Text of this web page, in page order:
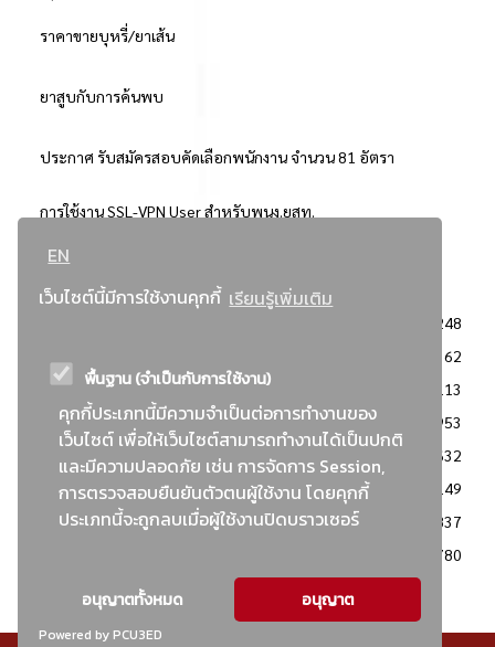
EN
เว็บไซต์นี้มีการใช้งานคุกกี้ เรียนรู้เพิ่มเติม
พื้นฐาน (จำเป็นกับการใช้งาน)
คุกกี้ประเภทนี้มีความจำเป็นต่อการทำงานของ
เว็บไซต์ เพื่อให้เว็บไซต์สามารถทำงานได้เป็นปกติ
และมีความปลอดภัย เช่น การจัดการ Session,
การตรวจสอบยืนยันตัวตนผู้ใช้งาน โดยคุกกี้
ประเภทนี้จะถูกลบเมื่อผู้ใช้งานปิดบราวเซอร์
อนุญาตทั้งหมด อนุญาต
Powered by PCU3ED
ราคาขายบุหรี่/ยาเส้น
ยาสูบกับการค้นพบ
ประกาศ รับสมัครสอบคัดเลือกพนักงาน จำนวน 81 อัตรา
การใช้งาน SSL-VPN User สำหรับพนง.ยสท.
..ยอดนิยม..
3248
2362
: วิธีเฉพาะเจาะจง
2113
ข่าวสาร/ประกาศ
1953
: เอกสารส่งเสริมความโปร่งใสในการจัดซื้อจัดจ้าง
1632
ข่าวสารจัดซื้อจัดจ้าง
1149
: แผนการจัดซื้อจัดจ้าง
837
780